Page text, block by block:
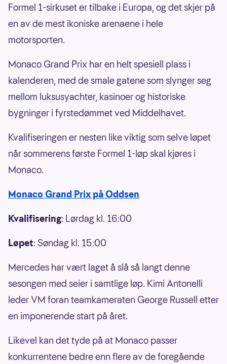
Formel 1-sirkuset er tilbake i Europa, og det skjer på
en av de mest ikoniske arenaene i hele
motorsporten.
Monaco Grand Prix har en helt spesiell plass i
kalenderen, med de smale gatene som slynger seg
mellom luksusyachter, kasinoer og historiske
bygninger i fyrstedømmet ved Middelhavet.
Kvalifiseringen er nesten like viktig som selve løpet
når sommerens første Formel 1-løp skal kjøres i
Monaco.
Monaco Grand Prix på Oddsen
Kvalifisering: Lørdag kl. 16:00
Løpet: Søndag kl. 15:00
Mercedes har vært laget å slå så langt denne
sesongen med seier i samtlige løp. Kimi Antonelli
leder VM foran teamkameraten George Russell etter
en imponerende start på året.
Likevel kan det tyde på at Monaco passer
konkurrentene bedre enn flere av de foregående